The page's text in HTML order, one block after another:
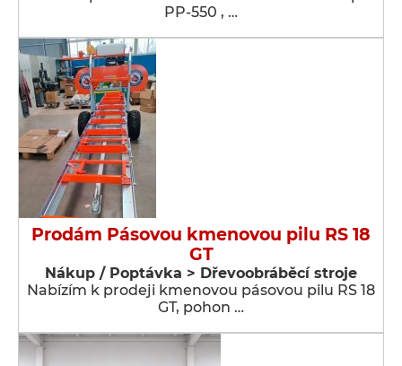
PP-550 , …
Prodám Pásovou kmenovou pilu RS 18
GT
Nákup / Poptávka > Dřevoobráběcí stroje
Nabízím k prodeji kmenovou pásovou pilu RS 18
GT, pohon …